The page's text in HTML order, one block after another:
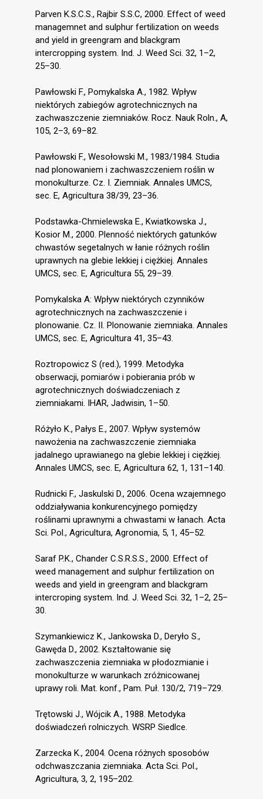
Parven K.S.C.S., Rajbir S.S.C, 2000. Effect of weed
managemnet and sulphur fertilization on weeds
and yield in greengram and blackgram
intercropping system. Ind. J. Weed Sci. 32, 1–2,
25–30.
Pawłowski F., Pomykalska A., 1982. Wpływ
niektórych zabiegów agrotechnicznych na
zachwaszczenie ziemniaków. Rocz. Nauk Roln., A,
105, 2–3, 69–82.
Pawłowski F., Wesołowski M., 1983/1984. Studia
nad plonowaniem i zachwaszczeniem roślin w
monokulturze. Cz. I. Ziemniak. Annales UMCS,
sec. E, Agricultura 38/39, 23–36.
Podstawka-Chmielewska E., Kwiatkowska J.,
Kosior M., 2000. Plenność niektórych gatunków
chwastów segetalnych w łanie różnych roślin
uprawnych na glebie lekkiej i ciężkiej. Annales
UMCS, sec. E, Agricultura 55, 29–39.
Pomykalska A: Wpływ niektórych czynników
agrotechnicznych na zachwaszczenie i
plonowanie. Cz. II. Plonowanie ziemniaka. Annales
UMCS, sec. E, Agricultura 41, 35–43.
Roztropowicz S (red.), 1999. Metodyka
obserwacji, pomiarów i pobierania prób w
agrotechnicznych doświadczeniach z
ziemniakami. IHAR, Jadwisin, 1–50.
Różyło K., Pałys E., 2007. Wpływ systemów
nawożenia na zachwaszczenie ziemniaka
jadalnego uprawianego na glebie lekkiej i ciężkiej.
Annales UMCS, sec. E, Agricultura 62, 1, 131–140.
Rudnicki F., Jaskulski D., 2006. Ocena wzajemnego
oddziaływania konkurencyjnego pomiędzy
roślinami uprawnymi a chwastami w łanach. Acta
Sci. Pol., Agricultura, Agronomia, 5, 1, 45–52.
Saraf P.K., Chander C.S.R.S.S., 2000. Effect of
weed management and sulphur fertilization on
weeds and yield in greengram and blackgram
intercroping system. Ind. J. Weed Sci. 32, 1–2, 25–
30.
Szymankiewicz K., Jankowska D., Deryło S.,
Gawęda D., 2002. Kształtowanie się
zachwaszczenia ziemniaka w płodozmianie i
monokulturze w warunkach zróżnicowanej
uprawy roli. Mat. konf., Pam. Puł. 130/2, 719–729.
Trętowski J., Wójcik A., 1988. Metodyka
doświadczeń rolniczych. WSRP Siedlce.
Zarzecka K., 2004. Ocena różnych sposobów
odchwaszczania ziemniaka. Acta Sci. Pol.,
Agricultura, 3, 2, 195–202.